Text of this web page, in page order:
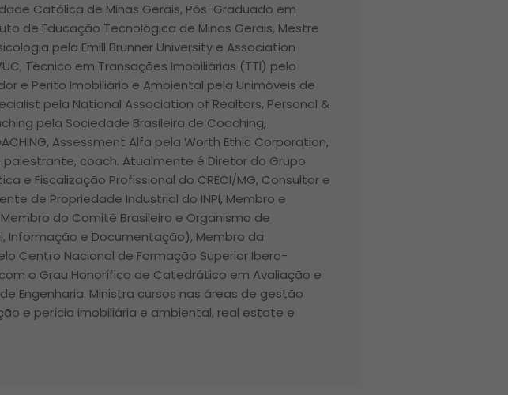
Católica de Minas Gerais, Pós-Graduado em
de Educação Tecnológica de Minas Gerais, Mestre
pela Emill Brunner University e Association
Técnico em Transações Imobiliárias (TTI) pelo
e Perito Imobiliário e Ambiental pela Unimóveis de
pela National Association of Realtors, Personal &
pela Sociedade Brasileira de Coaching,
Assessment Alfa pela Worth Ethic Corporation,
coach. Atualmente é Diretor do Grupo
e Fiscalização Profissional do CRECI/MG, Consultor e
de Propriedade Industrial do INPI, Membro e
Membro do Comitê Brasileiro e Organismo de
Informação e Documentação), Membro da
Centro Nacional de Formação Superior Ibero-
o Grau Honorífico de Catedrático em Avaliação e
Engenharia. Ministra cursos nas áreas de gestão
e perícia imobiliária e ambiental, real estate e